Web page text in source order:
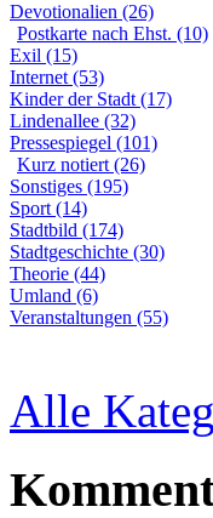
Devotionalien (26)
Postkarte nach Ehst. (10)
Exil (15)
Internet (53)
Kinder der Stadt (17)
Lindenallee (32)
Pressespiegel (101)
Kurz notiert (26)
Sonstiges (195)
Sport (14)
Stadtbild (174)
Stadtgeschichte (30)
Theorie (44)
Umland (6)
Veranstaltungen (55)
Alle